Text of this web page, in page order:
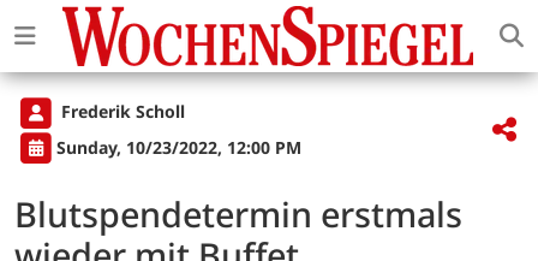
Frederik Scholl
Sunday, 10/23/2022, 12:00 PM
Blutspendetermin erstmals